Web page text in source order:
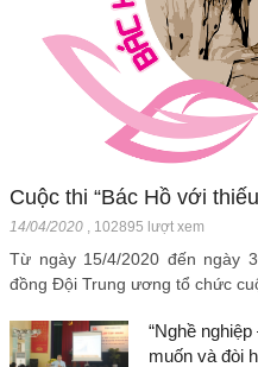
Cuộc thi “Bác Hồ với
14/04/2020 102895 lượt xem
Từ ngày 15/4/2020 đến ngày
đồng Đội Trung ương tổ chức
“Nghề
muốn và đòi